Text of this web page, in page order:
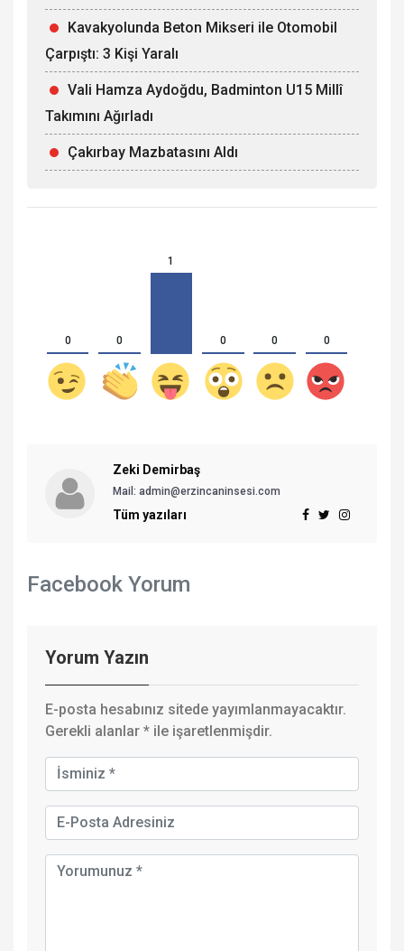
Kavakyolunda Beton Mikseri ile Otomobil
Çarpıştı: 3 Kişi Yaralı
Vali Hamza Aydoğdu, Badminton U15 Millî
Takımını Ağırladı
Çakırbay Mazbatasını Aldı
0 0
1
0 0 0
Zeki Demirbaş
Mail: admin@erzincaninsesi.com
Tüm yazıları
Facebook Yorum
Yorum Yazın
E-posta hesabınız sitede yayımlanmayacaktır.
Gerekli alanlar * ile işaretlenmişdir.